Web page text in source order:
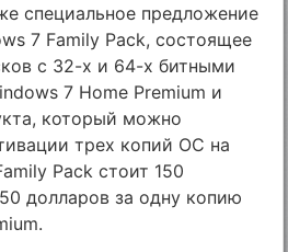
специальное предложение
7 Family Pack, состоящее
с 32-х и 64-х битными
7 Home Premium и
который можно
трех копий ОС на
Pack стоит 150
долларов за одну копию